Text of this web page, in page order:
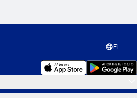
EL